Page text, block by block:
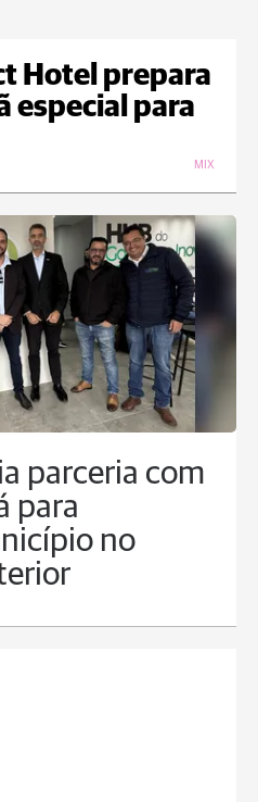
Hotel prepara
especial para
MIX
parceria com
para
no